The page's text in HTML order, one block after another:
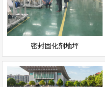
密封固化剂地坪
立即询问
塑胶跑道 查看详情